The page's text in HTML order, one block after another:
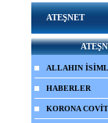
ATEŞNET
ALLAHIN
HABERLER
KORONA